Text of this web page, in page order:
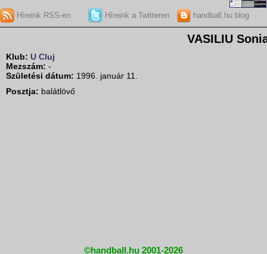
Híreink RSS-en Híreink a Twitteren handball.hu blog
VASILIU
Klub: U Cluj
Mezszám: -
Születési dátum: 1996. január 11.
Posztja: balátlövő
©handball.hu 2001-2026